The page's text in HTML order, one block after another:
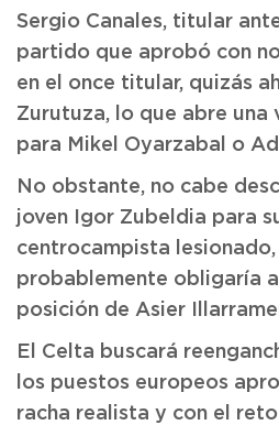
Sergio Canales, titular
partido que aprobó con
en el once titular, quizás
Zurutuza, lo que abre una
para Mikel Oyarzabal o
No obstante, no cabe
joven Igor Zubeldia para
centrocampista
probablemente obligaría
posición de Asier
El Celta buscará
los puestos europeos
racha realista y con el